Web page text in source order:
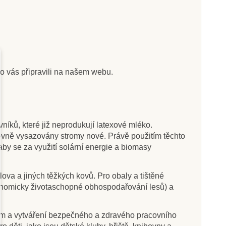
Dřez
do košíku
Poketo Děti pečou
Přidat do košíku
vás připravili na našem webu.
které již neprodukují latexové mléko.
vysazovány stromy nové. Právě použitím těchto
se za využití solární energie a biomasy
a jiných těžkých kovů. Pro obaly a tištěné
životaschopné obhospodařování lesů) a
a vytváření bezpečného a zdravého pracovního